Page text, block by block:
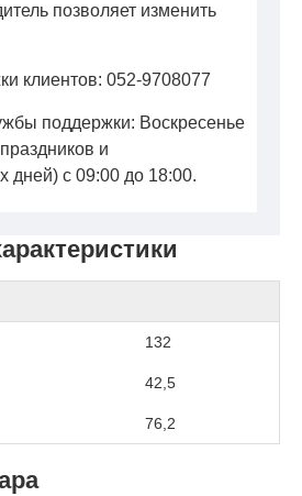
132
42,5
76,2
позволяет изменить
клиентов: 052-9708077
поддержки: Воскресенье
и
дней) с 09:00 до 18:00.